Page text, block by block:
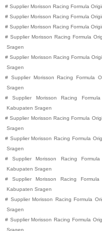
# Supplier Morisson Racing Formula
# Supplier Morisson Racing Formula
# Supplier Morisson Racing Formula
# Supplier Morisson Racing Formula
Sragen
# Supplier Morisson Racing Formula
Sragen
# Supplier Morisson Racing Formula
Sragen
#
Supplier Morisson Racing
Kabupaten Sragen
# Supplier Morisson Racing Formula
Sragen
# Supplier Morisson Racing Formula
Sragen
#
Supplier Morisson Racing
Kabupaten Sragen
#
Supplier Morisson Racing
Kabupaten Sragen
# Supplier Morisson Racing Formula
Sragen
# Supplier Morisson Racing Formula